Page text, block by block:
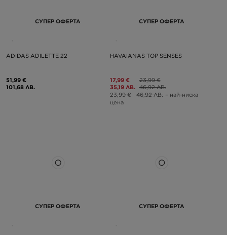
СУПЕР ОФЕРТА
ADIDAS ADILETTE 22
51,99 €
101,68 ЛВ.
СУПЕР ОФЕРТА
HAVAIANAS TOP SENSES
17,99 €
35,19 ЛВ.
23,99 €
46,92 ЛВ.
23,99 €
46,92 ЛВ. – най-ниска
цена
СУПЕР ОФЕРТА СУПЕР ОФЕРТА